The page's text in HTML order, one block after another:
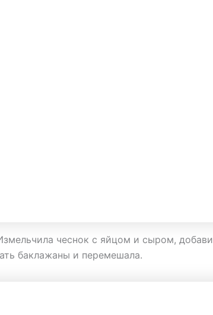
чеснок с яйцом и сыром,
баклажаны и перемешала.